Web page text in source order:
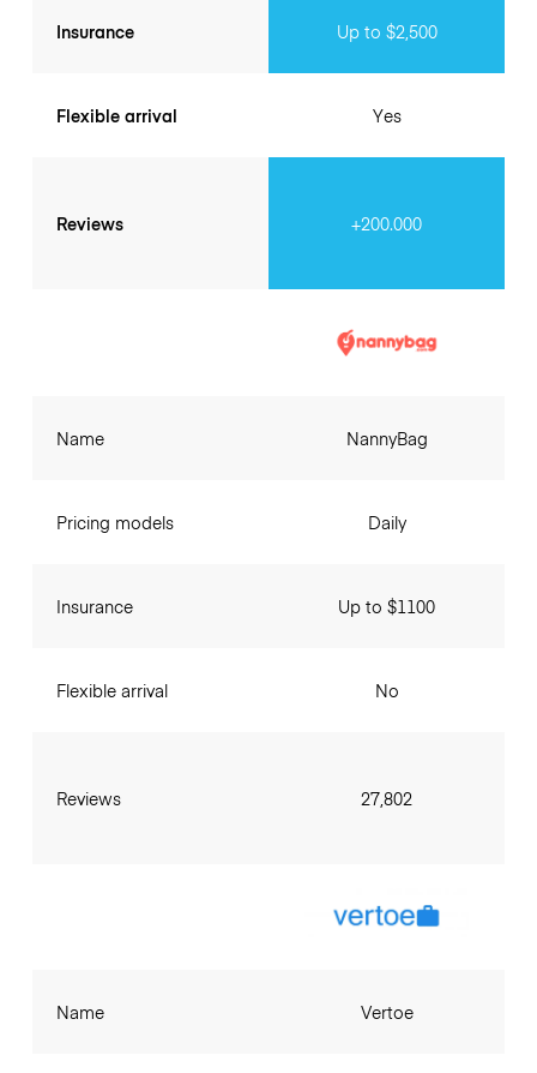
Insurance
Flexible arrival
Reviews
Up to $2,500
Yes
+200.000
Name
Pricing models
Insurance
Flexible arrival
Reviews
NannyBag
Daily
Up to $1100
No
27,802
Name Vertoe